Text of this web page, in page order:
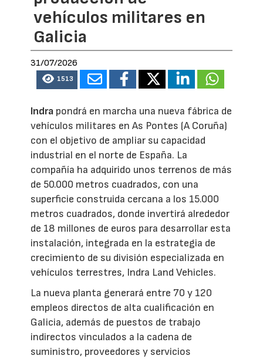
vehículos militares en
Galicia
31/07/2026
1513
Indra pondrá en marcha una nueva fábrica de
vehículos militares en As Pontes (A Coruña)
con el objetivo de ampliar su capacidad
industrial en el norte de España. La
compañía ha adquirido unos terrenos de más
de 50.000 metros cuadrados, con una
superficie construida cercana a los 15.000
metros cuadrados, donde invertirá alrededor
de 18 millones de euros para desarrollar esta
instalación, integrada en la estrategia de
crecimiento de su división especializada en
vehículos terrestres, Indra Land Vehicles.
La nueva planta generará entre 70 y 120
empleos directos de alta cualificación en
Galicia, además de puestos de trabajo
indirectos vinculados a la cadena de
suministro, proveedores y servicios